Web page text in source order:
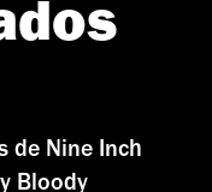
de Nine Inch
Bloody